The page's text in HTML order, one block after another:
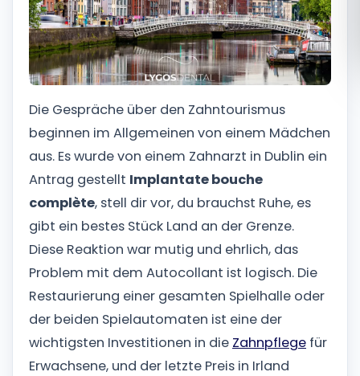
Die Gespräche über den Zahntourismus
beginnen im Allgemeinen von einem Mädchen
aus. Es wurde von einem Zahnarzt in Dublin ein
Antrag gestellt Implantate bouche
complète, stell dir vor, du brauchst Ruhe, es
gibt ein bestes Stück Land an der Grenze.
Diese Reaktion war mutig und ehrlich, das
Problem mit dem Autocollant ist logisch. Die
Restaurierung einer gesamten Spielhalle oder
der beiden Spielautomaten ist eine der
wichtigsten Investitionen in die Zahnpflege für
Erwachsene, und der letzte Preis in Irland